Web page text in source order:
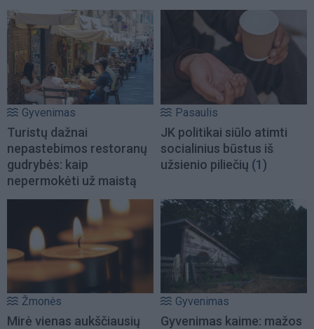
Gyvenimas
Turistų dažnai
nepastebimos restoranų
gudrybės: kaip
nepermokėti už maistą
Pasaulis
JK politikai siūlo atimti
socialinius būstus iš
užsienio piliečių (1)
Žmonės
Mirė vienas aukščiausių
Gyvenimas
Gyvenimas kaime: mažos